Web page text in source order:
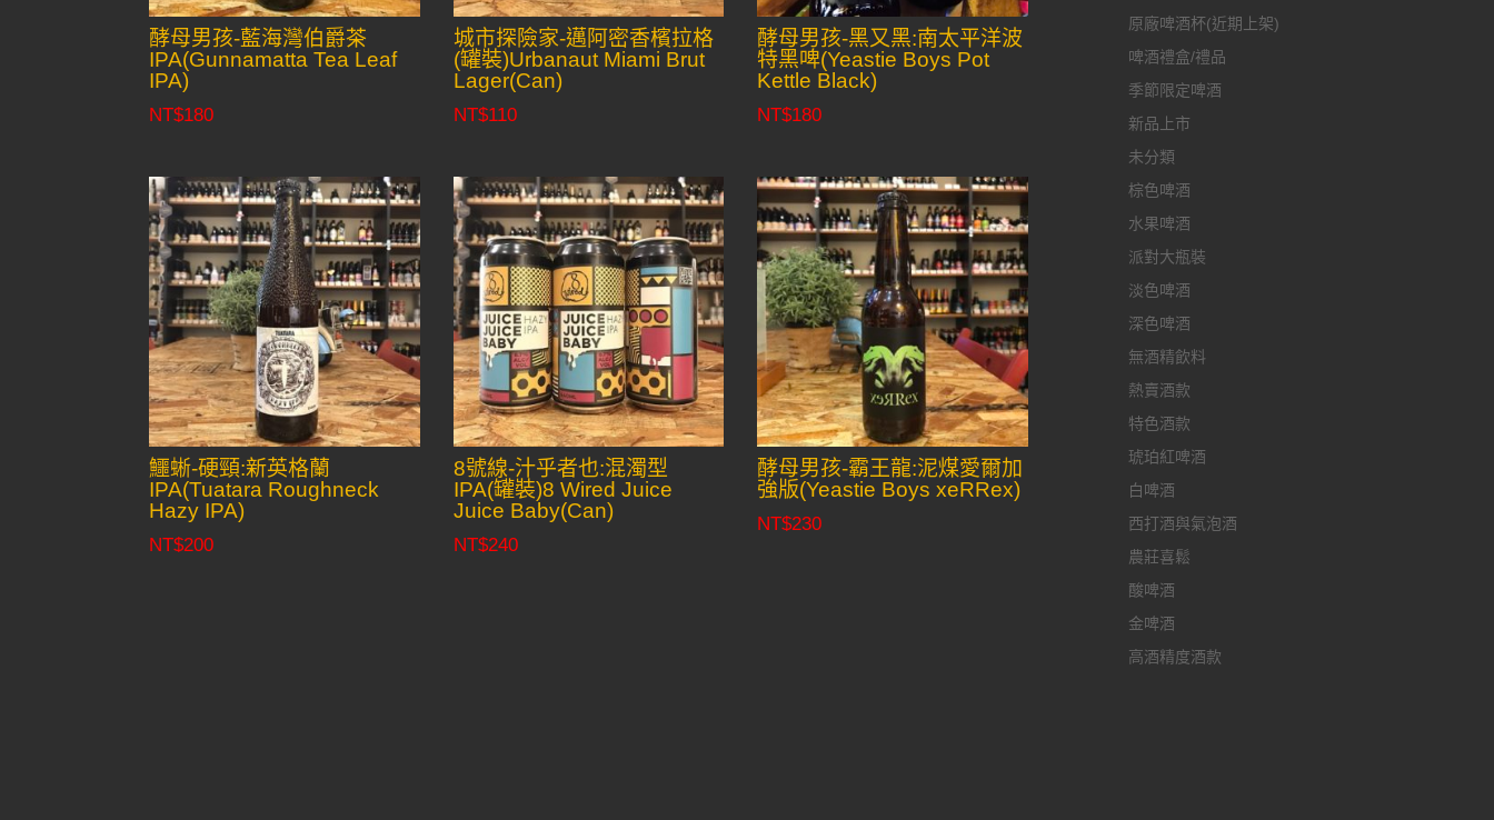
酵母男孩-藍海灣伯爵茶
IPA(Gunnamatta Tea Leaf
IPA)
NT$180
城市探險家-邁阿密香檳拉格
(罐裝)Urbanaut Miami Brut
Lager(Can)
NT$110
酵母男孩-黑又黑:南太平洋波
特黑啤(Yeastie Boys Pot
Kettle Black)
NT$180
鱷蜥-硬頸:新英格蘭
IPA(Tuatara Roughneck
Hazy IPA)
NT$200
8號線-汁乎者也:混濁型
IPA(罐裝)8 Wired Juice
Juice Baby(Can)
NT$240
酵母男孩-霸王龍:泥煤愛爾加
強版(Yeastie Boys xeRRex)
NT$230
原廠啤酒杯(近期上架)
啤酒禮盒/禮品
季節限定啤酒
新品上市
未分類
棕色啤酒
水果啤酒
派對大瓶裝
淡色啤酒
深色啤酒
無酒精飲料
熱賣酒款
特色酒款
琥珀紅啤酒
白啤酒
西打酒與氣泡酒
農莊喜鬆
酸啤酒
金啤酒
高酒精度酒款